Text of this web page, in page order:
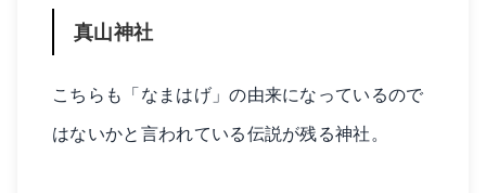
真山神社
こちらも「なまはげ」の由来になっているので
はないかと言われている伝説が残る神社。